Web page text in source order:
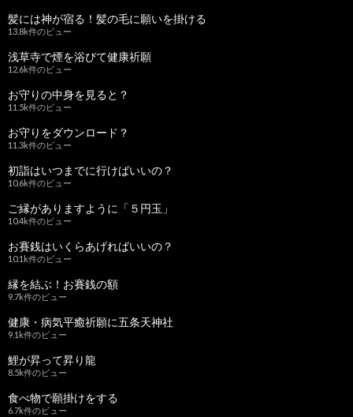
髪には神が宿る！髪の毛に願いを掛ける
13.8k件のビュー
浅草寺で煙を浴びて健康祈願
12.6k件のビュー
お守りの中身を見ると？
11.5k件のビュー
お守りをダウンロード？
11.3k件のビュー
初詣はいつまでに行けばいいの？
10.6k件のビュー
ご縁がありますように「５円玉」
10.4k件のビュー
お賽銭はいくらあげればいいの？
10.1k件のビュー
縁を結ぶ！お賽銭の額
9.7k件のビュー
健康・病気平癒祈願に五条天神社
9.1k件のビュー
鯉が昇って昇り龍
8.5k件のビュー
食べ物で願掛けをする
6.7k件のビュー